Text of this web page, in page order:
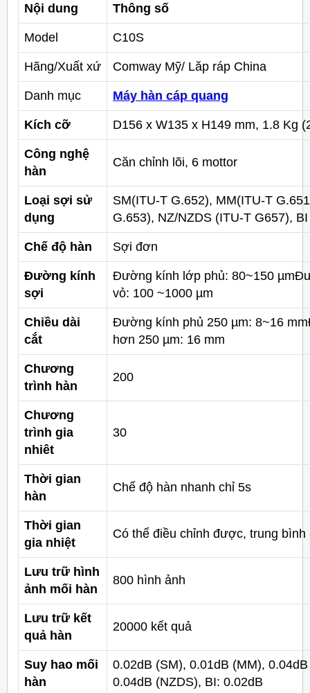
Nội dung Thông số
Model C10S
Hãng/Xuất xứ Comway Mỹ/ Lăp ráp China
Danh mục Máy hàn cáp quang
Kích cỡ D156 x W135 x H149 mm, 1.8 Kg
Công nghệ
hàn
Căn chỉnh lõi, 6 mottor
Loại sợi sử
dụng
SM(ITU-T G.652), MM(ITU-T
G.653), NZ/NZDS (ITU-T G657),
Chế độ hàn Sợi đơn
Đường kính
sợi
Đường kính lớp phủ: 80~150
vỏ: 100 ~1000 µm
Chiều dài
cắt
Đường kính phủ 250 µm: 8~16
hơn 250 µm: 16 mm
Chương
trình hàn
200
Chương
trình gia
nhiêt
30
Thời gian
hàn
Chế độ hàn nhanh chỉ 5s
Thời gian
gia nhiệt
Có thể điều chỉnh được, trung bình
Lưu trữ hình
ảnh mối hàn
800 hình ảnh
Lưu trữ kết
quả hàn
20000 kết quả
Suy hao mối
hàn
0.02dB (SM), 0.01dB (MM),
0.04dB (NZDS), BI: 0.02dB